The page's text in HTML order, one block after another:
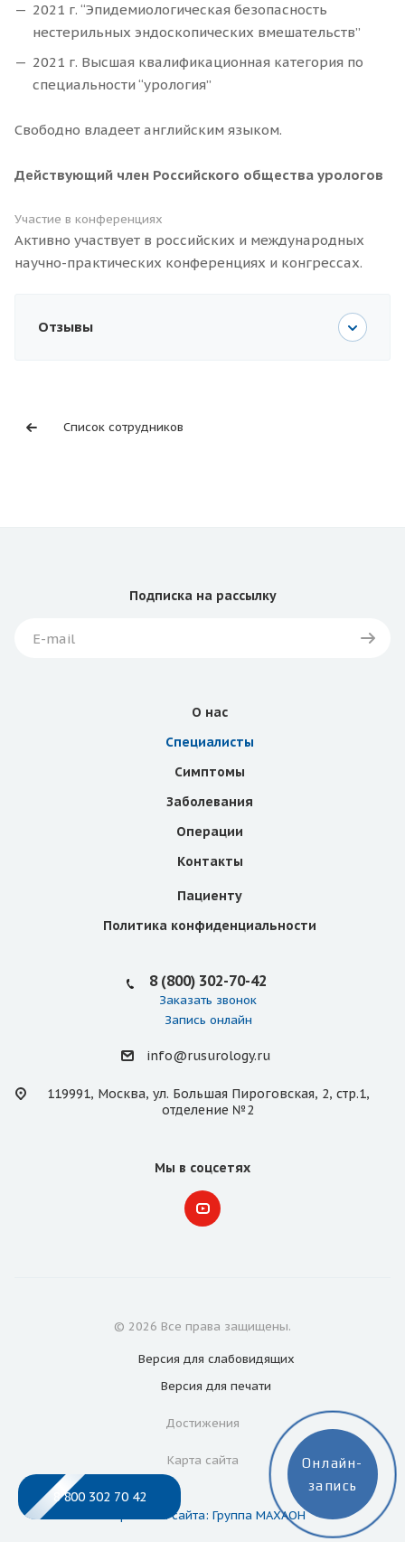
2021 г. “Эпидемиологическая безопасность
нестерильных эндоскопических вмешательств”
2021 г. Высшая квалификационная категория по
специальности “урология”
Свободно владеет английским языком.
Действующий член Российского общества урологов
Участие в конференциях
Активно участвует в российских и международных
научно-практических конференциях и конгрессах.
Отзывы
Список сотрудников
Подписка на рассылку
О нас
Специалисты
Симптомы
Заболевания
Операции
Контакты
Пациенту
Политика конфиденциальности
8 (800) 302-70-42
Заказать звонок
Запись онлайн
info@rusurology.ru
119991, Москва, ул. Большая Пироговская, 2, стр.1,
отделение №2
Мы в соцсетях
© 2026 Все права защищены.
Версия для слабовидящих
Версия для печати
Достижения
Карта сайта
Разработка сайта: Группа МАХАОН
Онлайн-
запись
8 800 302 70 42